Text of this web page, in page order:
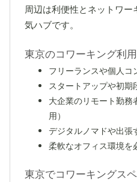
周辺は利便性とネットワ
気ハブです。
東京のコワーキング利
フリーランスや個人コ
スタートアップや初期
大企業のリモート勤務
用）
デジタルノマドや出張
柔軟なオフィス環境を
東京でコワーキングス